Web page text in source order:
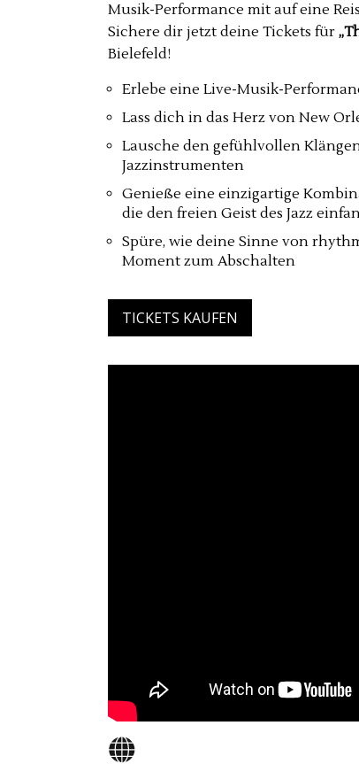
Musik-Performance mit auf eine
Sichere dir jetzt deine Tickets für
Bielefeld!
Erlebe eine Live-Musik-
Lass dich in das Herz von New
Lausche den gefühlvollen
Jazzinstrumenten
Genieße eine einzigartige
die den freien Geist des Jazz
Spüre, wie deine Sinne von
Moment zum Abschalten
TICKETS KAUFEN